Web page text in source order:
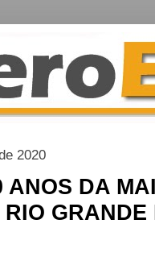
2020
ANOS DA
GRANDE